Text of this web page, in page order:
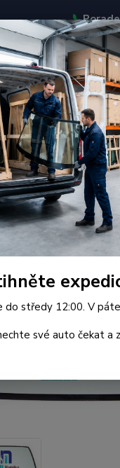
📞
DO STŘEDY
Čelní Sklo - OPEL
- OPEL
do středy 12:00. V
své auto čekat a